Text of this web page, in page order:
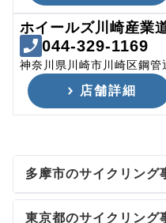
ホイールズ川崎産業
044-329-1169
神奈川県川崎市川崎区鋼
店舗詳細
多摩市のサイクリング
東京都のサイクリング